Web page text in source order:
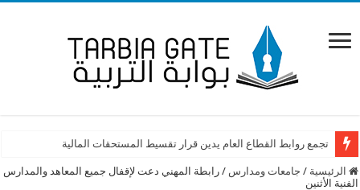
تجمع روابط القطاع العام يدين قرار تقسيط المستحقات المالية
الرئيسية / جامعات ومدارس / رابطة المهني دعت لإقفال جميع المعاهد والمدارس
الفنية الأثنين